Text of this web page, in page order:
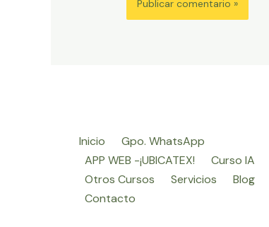
Inicio
Gpo. WhatsApp
APP WEB -¡UBICATEX!
Curso IA
Otros Cursos
Servicios
Blog
Contacto